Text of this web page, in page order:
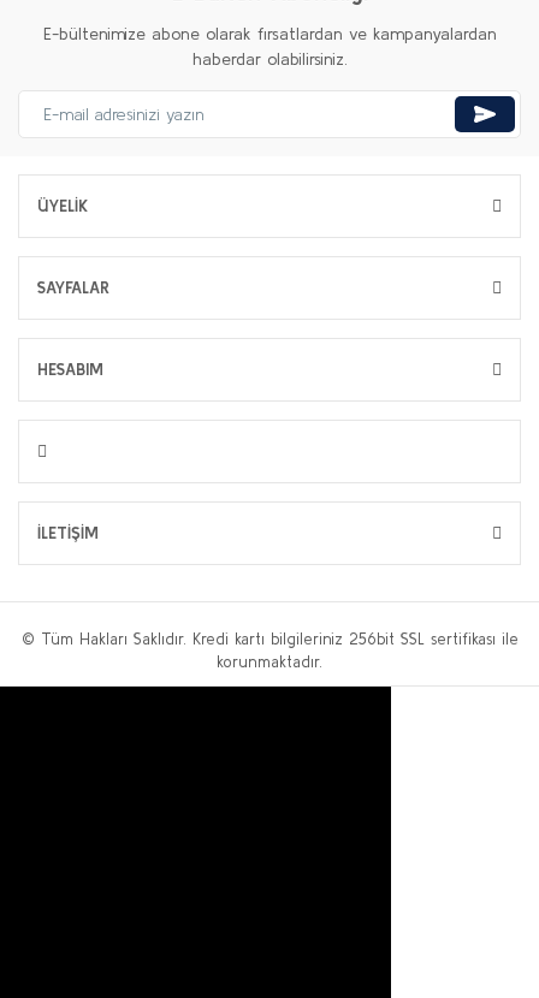
E-bültenimize abone olarak fırsatlardan ve kampanyalardan
haberdar olabilirsiniz.
ÜYELİK
SAYFALAR
HESABIM
İLETİŞİM
© Tüm Hakları Saklıdır. Kredi kartı bilgileriniz 256bit SSL sertifikası ile
korunmaktadır.